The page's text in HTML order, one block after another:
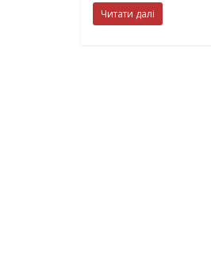
Читати далі